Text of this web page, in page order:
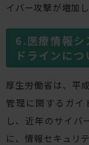
イバー攻撃が増加
医療情報
ドラインにつ
厚生労働省は、平
管理に関するガイ
し、近年のサイバ
に、情報セキュリ